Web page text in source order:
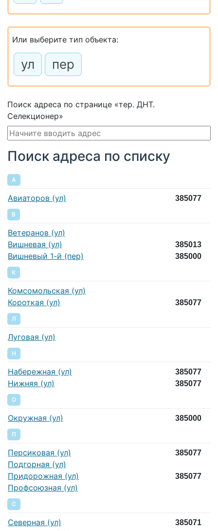
Или выберите тип объекта:
ул пер
Поиск адреса по странице «тер. ДНТ.
Селекционер»
Поиск адреса по списку
А
Авиаторов (ул) 385077
В
Ветеранов (ул)
Вишневая (ул)
385013
Вишневый 1-й (пер) 385000
К
Комсомольская (ул)
Короткая (ул)
385077
Л
Луговая (ул)
Н
Набережная (ул) 385077
Нижняя (ул) 385077
О
Окружная (ул) 385000
П
Персиковая (ул) 385077
Подгорная (ул)
Придорожная (ул)
385077
Профсоюзная (ул)
С
Северная (ул) 385071